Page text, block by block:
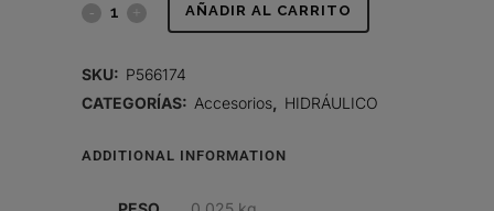
RESPIRADERO,AÑADIR AL CARRITO
SKU: P566174
CATEGORÍAS: Accesorios HIDRÁULICO
ADDITIONAL INFORMATION